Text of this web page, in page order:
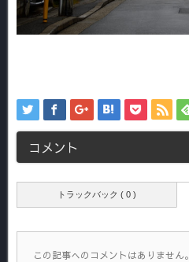
コメント
トラックバック ( 0 )
この記事へのコメントはありません。